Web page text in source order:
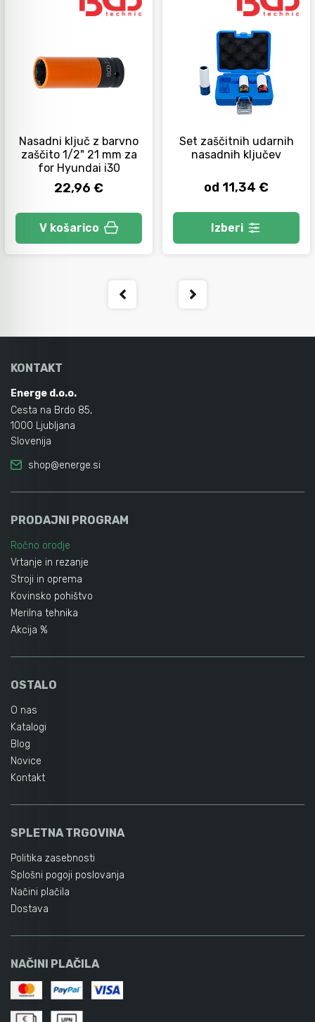
Nasadni ključ z barvno
zaščito 1/2" 21 mm za
for Hyundai i30
22,96 €
V košarico
Set zaščitnih udarnih
nasadnih ključev
od 11,34 €
Izberi
KONTAKT
Energe d.o.o.
Cesta na Brdo 85,
1000 Ljubljana
Slovenija
shop@energe.si
PRODAJNI PROGRAM
Ročno orodje
Vrtanje in rezanje
Stroji in oprema
Kovinsko pohištvo
Merilna tehnika
Akcija %
OSTALO
O nas
Katalogi
Blog
Novice
Kontakt
SPLETNA TRGOVINA
Politika zasebnosti
Splošni pogoji poslovanja
Načini plačila
Dostava
NAČINI PLAČILA
Tesarsko orodje
Dom in vrt
Neiskreče orodje